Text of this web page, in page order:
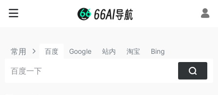
常用 百度 Google 站内 淘宝 Bing